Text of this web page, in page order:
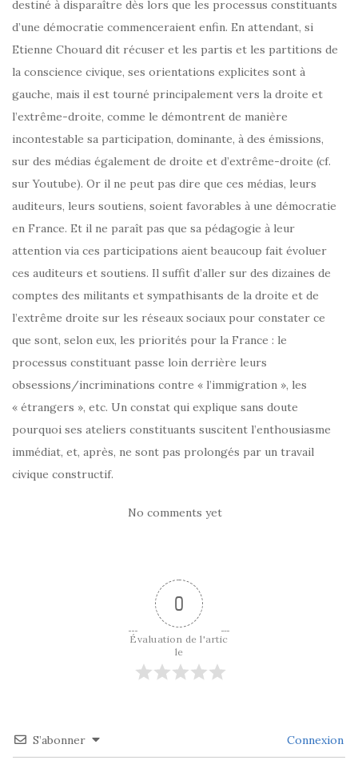
destiné à disparaître dès lors que les processus constituants
d’une démocratie commenceraient enfin. En attendant, si
Etienne Chouard dit récuser et les partis et les partitions de
la conscience civique, ses orientations explicites sont à
gauche, mais il est tourné principalement vers la droite et
l’extrême-droite, comme le démontrent de manière
incontestable sa participation, dominante, à des émissions,
sur des médias également de droite et d’extrême-droite (cf.
sur Youtube). Or il ne peut pas dire que ces médias, leurs
auditeurs, leurs soutiens, soient favorables à une démocratie
en France. Et il ne paraît pas que sa pédagogie à leur
attention via ces participations aient beaucoup fait évoluer
ces auditeurs et soutiens. Il suffit d’aller sur des dizaines de
comptes des militants et sympathisants de la droite et de
l’extrême droite sur les réseaux sociaux pour constater ce
que sont, selon eux, les priorités pour la France : le
processus constituant passe loin derrière leurs
obsessions/incriminations contre « l’immigration », les
« étrangers », etc. Un constat qui explique sans doute
pourquoi ses ateliers constituants suscitent l’enthousiasme
immédiat, et, après, ne sont pas prolongés par un travail
civique constructif.
No comments yet
0
Évaluation de l'artic
le
S’abonner Connexion